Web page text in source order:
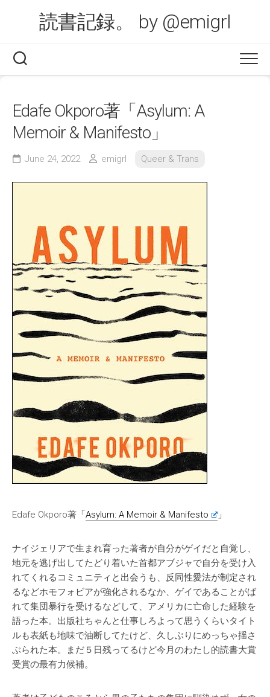
読書記録。 by @emigrl
Edafe Okporo著「Asylum: A
Memoir & Manifesto」
June 24, 2022 emigrl Queer & Trans
Edafe Okporo著「Asylum: A Memoir & Manifesto 」
ナイジェリアで生まれ育った著者が自分がゲイだと自覚し、
地元を逃げ出してたどり着いた首都アブジャで自分を受け入
れてくれるコミュニティと出会うも、反同性愛法が制定され
るなどホモフォビアが強化されるなか、ゲイであることがば
れて集団暴行を受けるなどして、アメリカに亡命した経験を
語った本。出版社ちゃんと仕事しろよって思うくらいタイト
ルも表紙も地味で油断してたけど、久しぶりにめっちゃ揺さ
ぶられた本。まだ５日残ってるけど今月のわたし的読書大賞
受賞の最有力候補。